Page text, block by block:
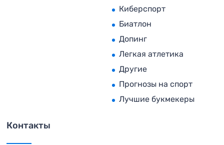
Киберспорт
Биатлон
Допинг
Легкая атлетика
Другие
Прогнозы на спорт
Лучшие букмекеры
Контакты